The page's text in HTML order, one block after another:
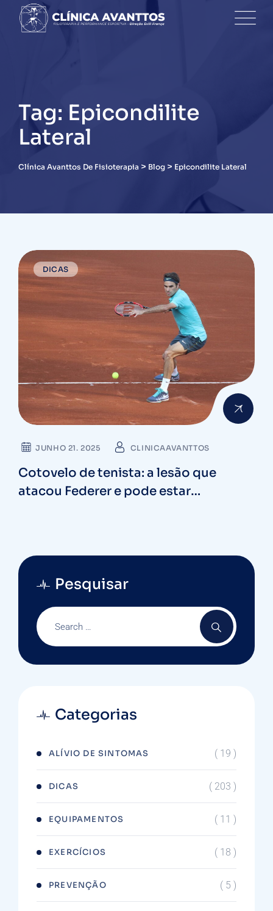
content
Tag: Epicondilite
Lateral
Clínica Avanttos De Fisioterapia > Blog > Epicondilite Lateral
DICAS
JUNHO 21. 2025 CLINICAAVANTTOS
Cotovelo de tenista: a lesão que
atacou Federer e pode estar
Pesquisar
Categorias
ALÍVIO DE SINTOMAS ( 19 )
DICAS ( 203 )
EQUIPAMENTOS ( 11 )
EXERCÍCIOS ( 18 )
PREVENÇÃO ( 5 )